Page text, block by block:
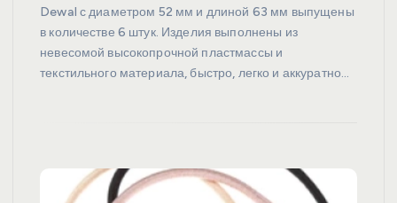
Dewal с диаметром 52 мм и длиной 63 мм выпущены
в количестве 6 штук. Изделия выполнены из
невесомой высокопрочной пластмассы и
текстильного материала, быстро, легко и аккуратно…